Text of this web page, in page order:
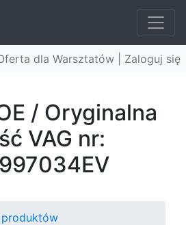
dla Warsztatów | Zaloguj się
/ Oryginalna
VAG nr: